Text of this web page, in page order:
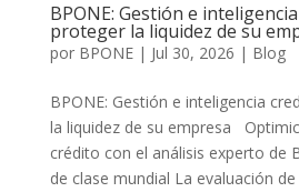
BPONE: Gestión e
proteger la liquidez de su
por BPONE| Jul 30, 2026 | Blog
BPONE: Gestión e inteligencia
la liquidez de su empresa
crédito con el análisis experto de
de clase mundial La evaluación